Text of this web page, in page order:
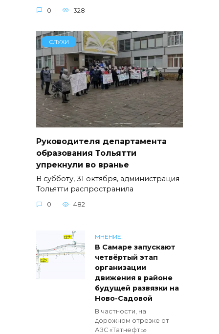
0 328
СЛУХИ
Руководителя департамента
образования Тольятти
упрекнули во вранье
В субботу, 31 октября, администрация
Тольятти распространила
0 482
МНЕНИЕ
В Самаре запускают
четвёртый этап
организации
движения в районе
будущей развязки на
Ново-Садовой
В частности, на
дорожном отрезке от
АЗС «Татнефть»